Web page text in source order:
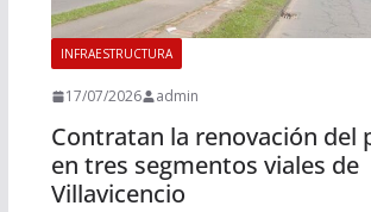
INFRAESTRUCTURA
17/07/2026 admin
Contratan la renovación del
en tres segmentos viales de
Villavicencio